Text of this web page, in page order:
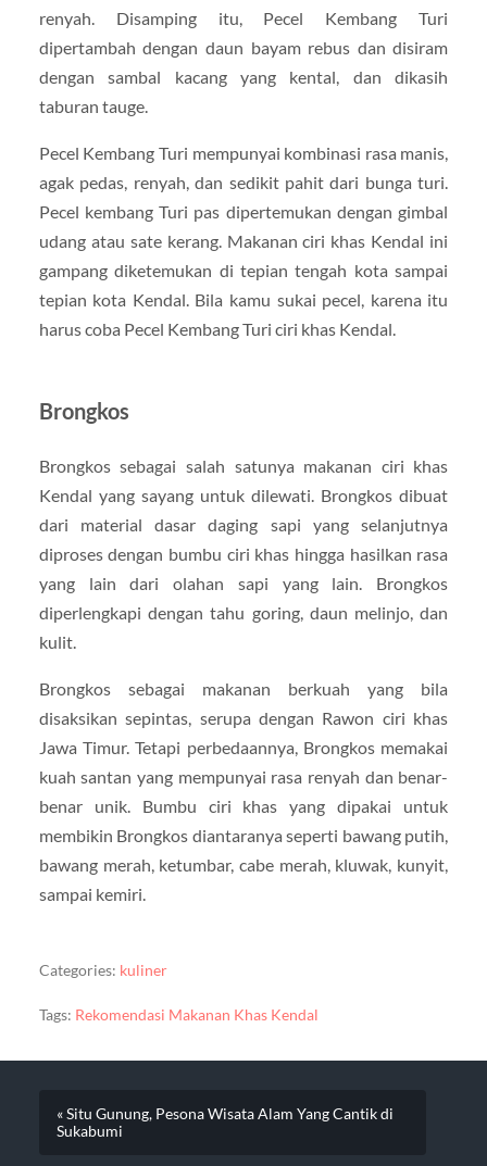
renyah. Disamping itu, Pecel Kembang Turi
dipertambah dengan daun bayam rebus dan disiram
dengan sambal kacang yang kental, dan dikasih
taburan tauge.
Pecel Kembang Turi mempunyai kombinasi rasa manis,
agak pedas, renyah, dan sedikit pahit dari bunga turi.
Pecel kembang Turi pas dipertemukan dengan gimbal
udang atau sate kerang. Makanan ciri khas Kendal ini
gampang diketemukan di tepian tengah kota sampai
tepian kota Kendal. Bila kamu sukai pecel, karena itu
harus coba Pecel Kembang Turi ciri khas Kendal.
Brongkos
Brongkos sebagai salah satunya makanan ciri khas
Kendal yang sayang untuk dilewati. Brongkos dibuat
dari material dasar daging sapi yang selanjutnya
diproses dengan bumbu ciri khas hingga hasilkan rasa
yang lain dari olahan sapi yang lain. Brongkos
diperlengkapi dengan tahu goring, daun melinjo, dan
kulit.
Brongkos sebagai makanan berkuah yang bila
disaksikan sepintas, serupa dengan Rawon ciri khas
Jawa Timur. Tetapi perbedaannya, Brongkos memakai
kuah santan yang mempunyai rasa renyah dan benar-
benar unik. Bumbu ciri khas yang dipakai untuk
membikin Brongkos diantaranya seperti bawang putih,
bawang merah, ketumbar, cabe merah, kluwak, kunyit,
sampai kemiri.
Categories: kuliner
Tags: Rekomendasi Makanan Khas Kendal
« Situ Gunung, Pesona Wisata Alam Yang Cantik di
Sukabumi